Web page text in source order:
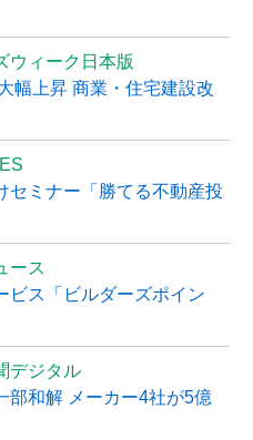
ウィーク日本版
幅上昇 商業・住宅建設改
セミナー「勝てる不動産投
ース
ビス「ビルダーズポイン
デジタル
部和解 メーカー4社が5億